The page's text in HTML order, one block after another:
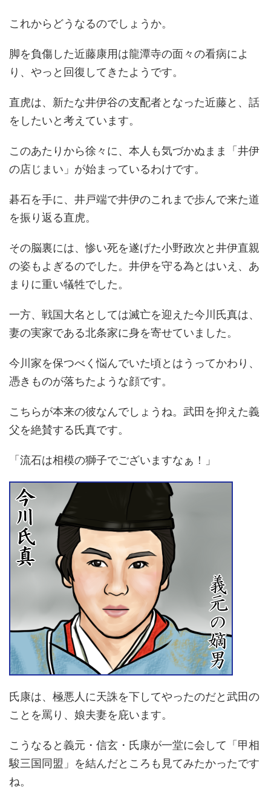
これからどうなるのでしょうか。
脚を負傷した近藤康用は龍潭寺の面々の看病によ
り、やっと回復してきたようです。
直虎は、新たな井伊谷の支配者となった近藤と、話
をしたいと考えています。
このあたりから徐々に、本人も気づかぬまま「井伊
の店じまい」が始まっているわけです。
碁石を手に、井戸端で井伊のこれまで歩んで来た道
を振り返る直虎。
その脳裏には、惨い死を遂げた小野政次と井伊直親
の姿もよぎるのでした。井伊を守る為とはいえ、あ
まりに重い犠牲でした。
一方、戦国大名としては滅亡を迎えた今川氏真は、
妻の実家である北条家に身を寄せていました。
今川家を保つべく悩んでいた頃とはうってかわり、
憑きものが落ちたような顔です。
こちらが本来の彼なんでしょうね。武田を抑えた義
父を絶賛する氏真です。
「流石は相模の獅子でございますなぁ！」
氏康は、極悪人に天誅を下してやったのだと武田の
ことを罵り、娘夫妻を庇います。
こうなると義元・信玄・氏康が一堂に会して「甲相
駿三国同盟」を結んだところも見てみたかったです
ね。